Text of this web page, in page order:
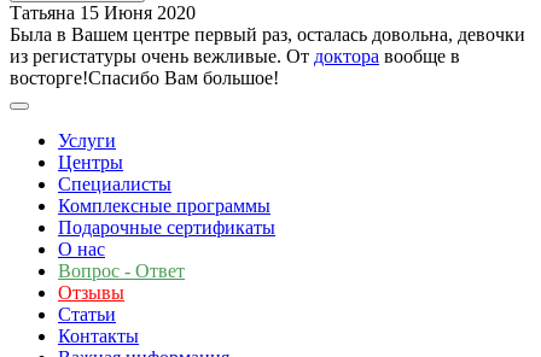
Татьяна 15 Июня 2020
Была в Вашем центре первый раз, осталась довольна, девочки
из регистатуры очень вежливые. От доктора вообще в
восторге!Спасибо Вам большое!
Услуги
Центры
Специалисты
Комплексные программы
Подарочные сертификаты
О нас
Вопрос - Ответ
Отзывы
Статьи
Контакты